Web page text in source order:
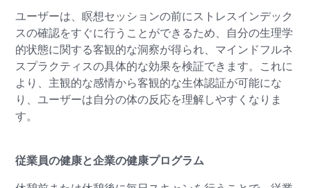
ユーザーは、瞑想セッションの前にストレスインデック
スの確認をすぐに行うことができるため、自分の生理学
的状態に関する客観的な洞察が得られ、マインドフルネ
スプラクティスの具体的な効果を検証できます。これに
より、主観的な感情から客観的な生体認証が可能にな
り、ユーザーは自分の体の反応を理解しやすくなりま
す。
従業員の健康と企業の健康プログラム